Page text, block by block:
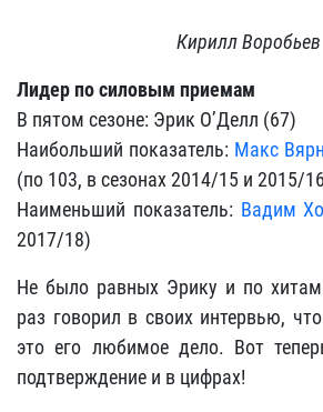
Кирилл Воробьев
Лидер по силовым приемам
В пятом сезоне: Эрик О’Делл (67)
Наибольший показатель: Макс Вярн
(по 103, в сезонах 2014/15 и 2015/
Наименьший показатель: Вадим
2017/18)
Не было равных Эрику и по
раз говорил в своих интервью,
это его любимое дело. Вот
подтверждение и в цифрах!